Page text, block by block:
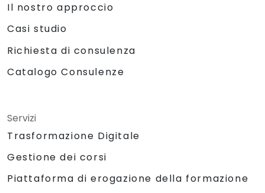
Il nostro approccio
Casi studio
Richiesta di consulenza
Catalogo Consulenze
Servizi
Trasformazione Digitale
Gestione dei corsi
Piattaforma di erogazione della formazione